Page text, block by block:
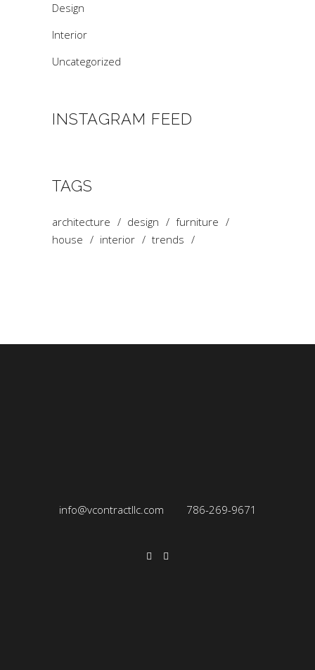
Design
Interior
Uncategorized
INSTAGRAM FEED
TAGS
architecture design
furniture
house
interior trends
info@vcontractllc.com 786-269-9671